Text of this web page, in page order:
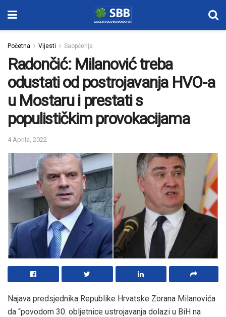
Početna Vijesti Saopćenja
Radončić: Milanović treba
odustati od postrojavanja HVO-a
u Mostaru i prestati s
populističkim provokacijama
4 Aprila, 2022
Najava predsjednika Republike Hrvatske Zorana Milanovića
da “povodom 30. obljetnice ustrojavanja dolazi u BiH na